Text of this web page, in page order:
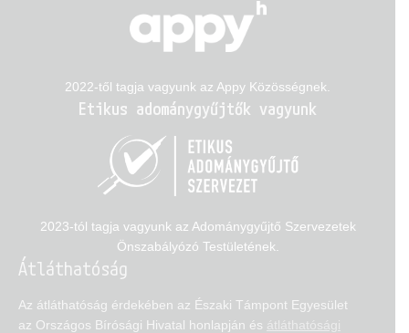
2022-től tagja vagyunk az Appy Közösségnek.
Etikus adománygyűjtők vagyunk
2023-tól tagja vagyunk az Adománygyűjtő Szervezetek
Önszabályózó Testületének.
Átláthatóság
Az átláthatóság érdekében az Északi Támpont Egyesület
az Országos Bírósági Hivatal honlapján és átláthatósági